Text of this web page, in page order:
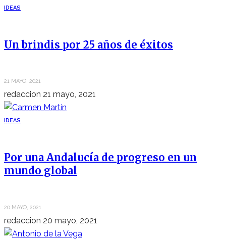
IDEAS
Un brindis por 25 años de éxitos
21 MAYO, 2021
redaccion 21 mayo, 2021
IDEAS
Por una Andalucía de progreso en un
mundo global
20 MAYO, 2021
redaccion 20 mayo, 2021